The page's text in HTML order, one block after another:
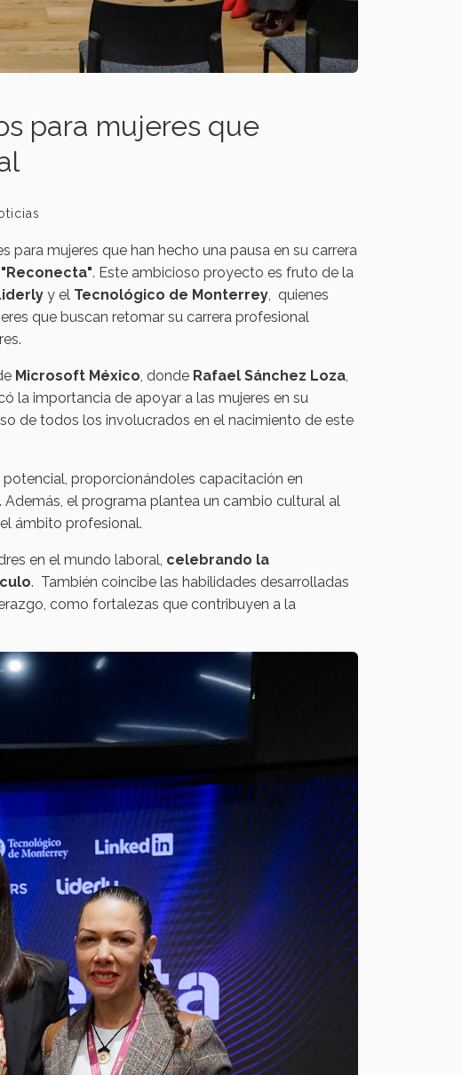
para mujeres que
mujeres que han hecho una pausa en su carrera
"Reconecta". Este ambicioso proyecto es fruto de la
y el Tecnológico de Monterrey, quienes
que buscan retomar su carrera profesional
Microsoft México, donde Rafael Sánchez Loza,
la importancia de apoyar a las mujeres en su
de todos los involucrados en el nacimiento de este
proporcionándoles capacitación en
el programa plantea un cambio cultural al
ámbito profesional.
en el mundo laboral, celebrando la
. También coincibe las habilidades desarrolladas
como fortalezas que contribuyen a la